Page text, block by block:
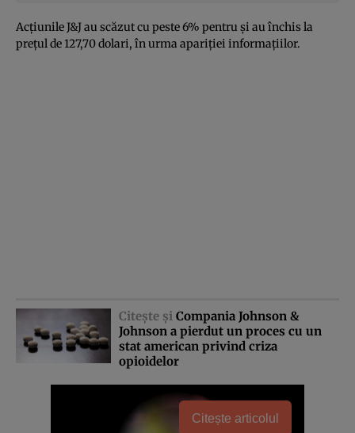
Acţiunile J&J au scăzut cu peste 6% pentru şi au închis la
preţul de 127,70 dolari, în urma apariţiei informaţiilor.
Citeşte şi Compania Johnson &
Johnson a pierdut un proces cu un
stat american privind criza
opioidelor
Citește articolul